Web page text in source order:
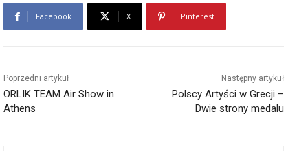
Facebook X Pinterest
Poprzedni artykuł
ORLIK TEAM Air Show in
Athens
Następny artykuł
Polscy Artyści w Grecji –
Dwie strony medalu